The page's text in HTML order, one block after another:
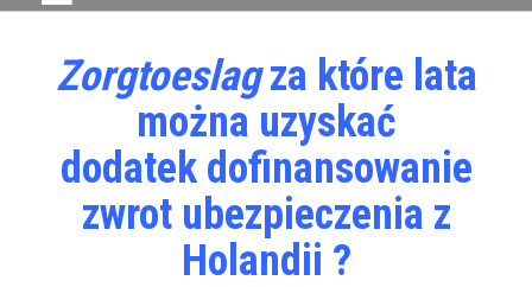
Zorgtoeslagza które lata
można uzyskać
dodatek dofinansowanie
zwrot ubezpieczenia z
Holandii ?